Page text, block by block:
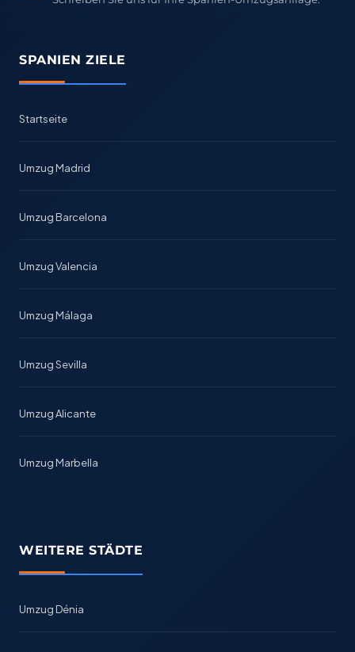
SPANIEN ZIELE
Startseite
Umzug Madrid
Umzug Barcelona
Umzug Valencia
Umzug Málaga
Umzug Sevilla
Umzug Alicante
Umzug Marbella
WEITERE STÄDTE
Umzug Dénia